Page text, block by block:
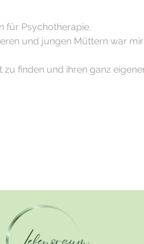
für Psychotherapie.
und jungen Müttern war
finden und ihren ganz